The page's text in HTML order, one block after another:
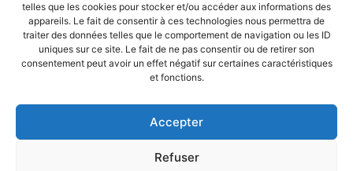
telles que les cookies pour stocker et/ou accéder aux informations des
appareils. Le fait de consentir à ces technologies nous permettra de
traiter des données telles que le comportement de navigation ou les ID
uniques sur ce site. Le fait de ne pas consentir ou de retirer son
consentement peut avoir un effet négatif sur certaines caractéristiques
et fonctions.
Accepter
Refuser
Contacts
L&M et associés
Mentions légales
Politique de cookies (UE)